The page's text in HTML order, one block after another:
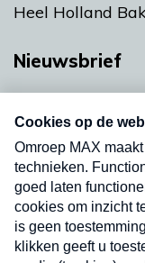
Heel Holland
Nieuwsbrief
nieuwsbrief.
uw mailbox.